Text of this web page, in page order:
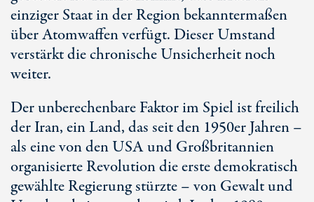
einziger Staat in der Region bekanntermaßen
über Atomwaffen verfügt. Dieser Umstand
verstärkt die chronische Unsicherheit noch
weiter.
Der unberechenbare Faktor im Spiel ist freilich
der Iran, ein Land, das seit den 1950er Jahren –
als eine von den USA und Großbritannien
organisierte Revolution die erste demokratisch
gewählte Regierung stürzte – von Gewalt und